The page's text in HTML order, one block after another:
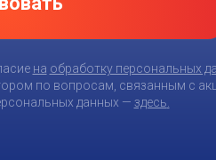
на обработку персональных
по вопросам, связанным с
данных — здесь